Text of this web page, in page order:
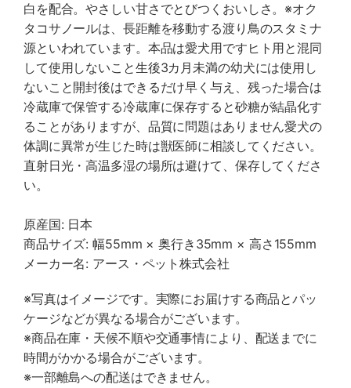
白を配合。やさしい甘さでとびつくおいしさ。※オク
タコサノールは、長距離を移動する渡り鳥のスタミナ
源といわれています。本品は愛犬用ですヒト用と混同
して使用しないこと生後3カ月未満の幼犬には使用し
ないこと開封後はできるだけ早く与え、残った場合は
冷蔵庫で保管する冷蔵庫に保存すると砂糖が結晶化す
ることがありますが、品質に問題はありません愛犬の
体調に異常が生じた時は獣医師に相談してください。
直射日光・高温多湿の場所は避けて、保存してくださ
い。
原産国: 日本
商品サイズ: 幅55mm × 奥行き35mm × 高さ155mm
メーカー名: アース・ペット株式会社
※写真はイメージです。実際にお届けする商品とパッ
ケージなどが異なる場合がございます。
※商品在庫・天候不順や交通事情により、配送までに
時間がかかる場合がございます。
※一部離島への配送はできません。